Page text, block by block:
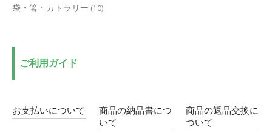
袋・箸・カトラリー (10)
ご利用ガイド
お支払いについて
商品の納品書につ
いて
商品の返品交換に
ついて